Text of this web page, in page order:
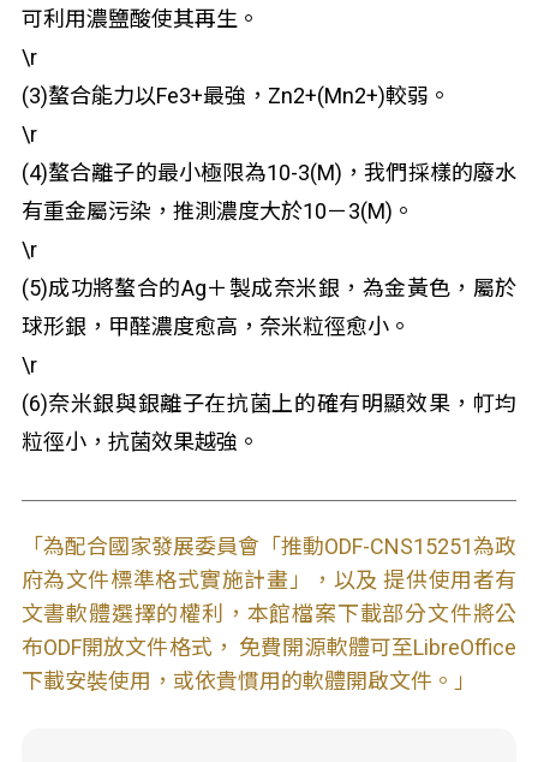
可利用濃鹽酸使其再生。
\r
(3)螯合能力以Fe3+最強，Zn2+(Mn2+)較弱。
\r
(4)螯合離子的最小極限為10-3(M)，我們採樣的廢水
有重金屬污染，推測濃度大於10－3(M)。
\r
(5)成功將螯合的Ag＋製成奈米銀，為金黃色，屬於
球形銀，甲醛濃度愈高，奈米粒徑愈小。
\r
(6)奈米銀與銀離子在抗菌上的確有明顯效果，帄均
粒徑小，抗菌效果越強。
「為配合國家發展委員會「推動ODF-CNS15251為政
府為文件標準格式實施計畫」，以及 提供使用者有
文書軟體選擇的權利，本館檔案下載部分文件將公
布ODF開放文件格式， 免費開源軟體可至LibreOffice
下載安裝使用，或依貴慣用的軟體開啟文件。」